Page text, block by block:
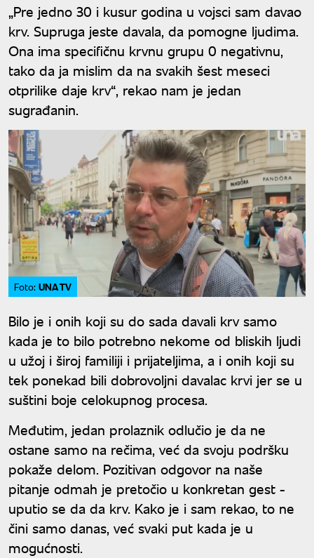
„Pre jedno 30 i kusur godina u vojsci sam davao
krv. Supruga jeste davala, da pomogne ljudima.
Ona ima specifičnu krvnu grupu 0 negativnu,
tako da ja mislim da na svakih šest meseci
otprilike daje krv“, rekao nam je jedan
sugrađanin.
Foto: UNA TV
Bilo je i onih koji su do sada davali krv samo
kada je to bilo potrebno nekome od bliskih ljudi
u užoj i široj familiji i prijateljima, a i onih koji su
tek ponekad bili dobrovoljni davalac krvi jer se u
suštini boje celokupnog procesa.
Međutim, jedan prolaznik odlučio je da ne
ostane samo na rečima, već da svoju podršku
pokaže delom. Pozitivan odgovor na naše
pitanje odmah je pretočio u konkretan gest -
uputio se da da krv. Kako je i sam rekao, to ne
čini samo danas, već svaki put kada je u
mogućnosti.